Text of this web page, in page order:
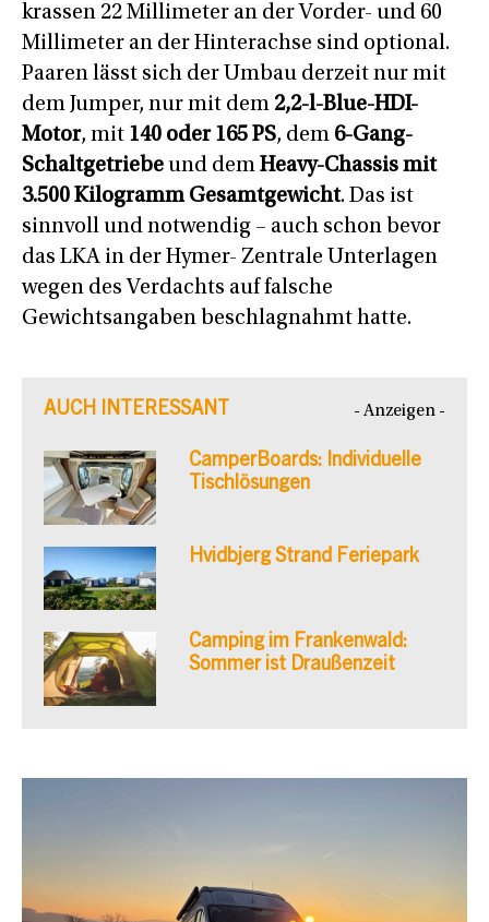
krassen 22 Millimeter an der Vorder- und 60
Millimeter an der Hinterachse sind optional.
Paaren lässt sich der Umbau derzeit nur mit
dem Jumper, nur mit dem 2,2-l-Blue-HDI-
Motor, mit 140 oder 165 PS, dem 6-Gang-
Schaltgetriebe und dem Heavy-Chassis mit
3.500 Kilogramm Gesamtgewicht. Das ist
sinnvoll und notwendig – auch schon bevor
das LKA in der Hymer- Zentrale Unterlagen
wegen des Verdachts auf falsche
Gewichtsangaben beschlagnahmt hatte.
AUCH INTERESSANT - Anzeigen -
CamperBoards: Individuelle
Tischlösungen
Hvidbjerg Strand Feriepark
Camping im Frankenwald:
Sommer ist Draußenzeit